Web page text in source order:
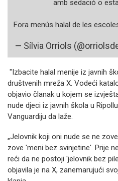
amb sedació o
Fora menús halal de les
— Sílvia Orriols
"Izbacite halal menije iz javnih
društvenih mreža X. Vodeći
objavio članak u kojem se
nude djeci iz javnih škola u
Vanguardiju da laže.
„Jelovnik koji oni nude se ne
zove 'meni bez svinjetine'. Prije
reći da ne postoji 'jelovnik bez
objavila je na X, zanemarujući